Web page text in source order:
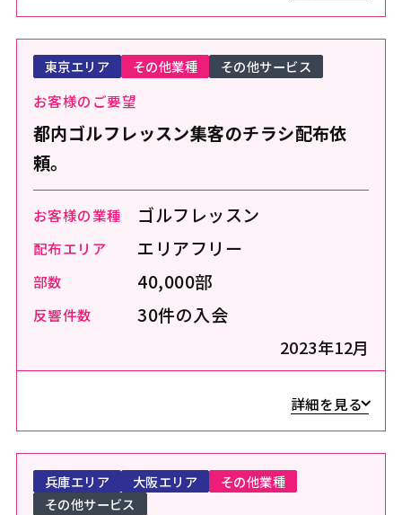
お客様のご要望
都内ゴルフレッスン集客のチラシ配布依
頼。
お客様の業種 ゴルフレッスン
配布エリア エリアフリー
部数 40,000部
反響件数 30件の入会
2023年12月
東京エリア その他業種 その他サービス
詳細を見る
兵庫エリア 大阪エリア
その他業種
その他サービス